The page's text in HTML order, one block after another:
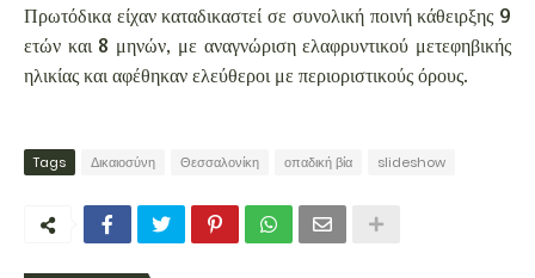
Πρωτόδικα είχαν καταδικαστεί σε συνολική ποινή κάθειρξης 9
ετών και 8 μηνών, με αναγνώριση ελαφρυντικού μετεφηβικής
ηλικίας και αφέθηκαν ελεύθεροι με περιοριστικούς όρους.
Tags Δικαιοσύνη Θεσσαλονίκη οπαδική βία slideshow